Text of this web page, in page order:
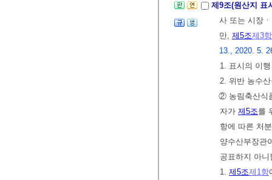
제9조(원산지 표
사 또는 시장
만, 제5조제3항
13., 2020. 5.
1. 표시의 이
2. 위반 농수
② 농림축산식
자가 제5조를
항에 따른 처
양수산부장관
공표하지 아
1. 제5조제1항